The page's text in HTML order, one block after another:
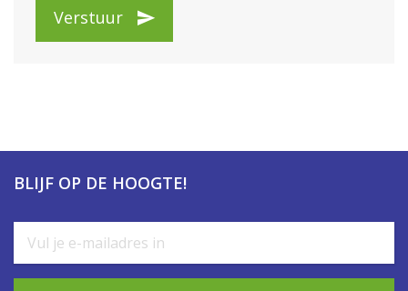
Verstuur
BLIJF OP DE HOOGTE!